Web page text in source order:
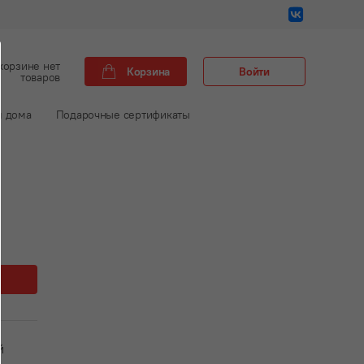
нет
товаров Корзина Войти
дома Подарочные сертификаты